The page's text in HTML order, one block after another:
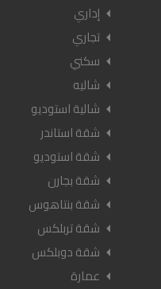
إداري
تجاري
سكني
شاليه
شالية استوديو
شقة استاندر
شقة استوديو
شقة بجارن
شقة بنتاهوس
شقة تربلكس
شقة دوبلكس
عمارة